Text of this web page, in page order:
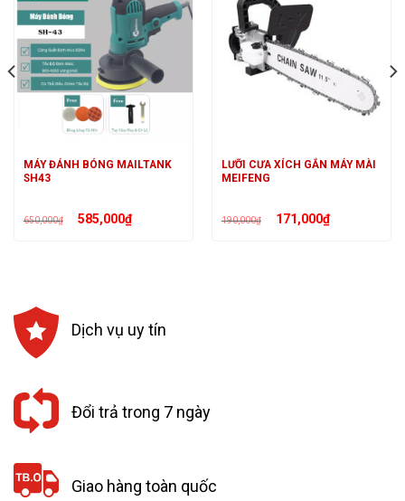
MÁY ĐÁNH BÓNG MAILTANK
SH43
650,000₫ Giá
gốc
585,000₫Giá
hiện
LƯỠI CƯA XÍCH GẮN MÁY MÀI
MEIFENG
190,000₫ Giá
gốc
171,000₫Giá
hiện
Dịch vụ uy tín
Đổi trả trong 7 ngày
Giao hàng toàn quốc